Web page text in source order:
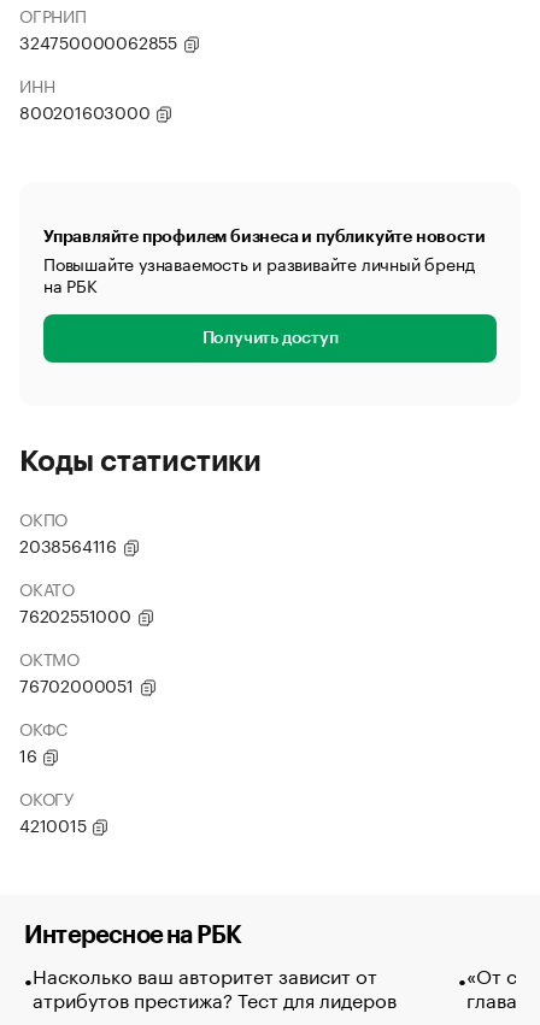
ОГРНИП
324750000062855
ИНН
800201603000
Управляйте профилем бизнеса и публикуйте новости
Повышайте узнаваемость и развивайте личный бренд
на РБК
Получить доступ
Коды статистики
ОКПО
2038564116
ОКАТО
76202551000
ОКТМО
76702000051
ОКФС
16
ОКОГУ
4210015
Интересное на РБК
Насколько ваш авторитет зависит от
атрибутов престижа? Тест для лидеров
«От
глава